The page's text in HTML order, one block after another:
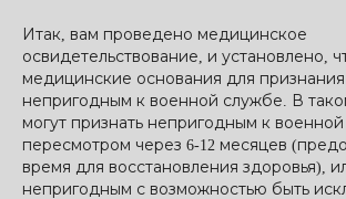
Итак, вам проведено медицинское
освидетельствование, и установлено,
медицинские основания для признания
непригодным к военной службе. В
могут признать непригодным к
пересмотром через 6-12 месяцев
время для восстановления здоровья),
непригодным с возможностью быть